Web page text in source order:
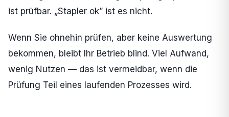
ist prüfbar. „Stapler ok” ist es nicht.
Wenn Sie ohnehin prüfen, aber keine Auswertung
bekommen, bleibt Ihr Betrieb blind. Viel Aufwand,
wenig Nutzen — das ist vermeidbar, wenn die
Prüfung Teil eines laufenden Prozesses wird.